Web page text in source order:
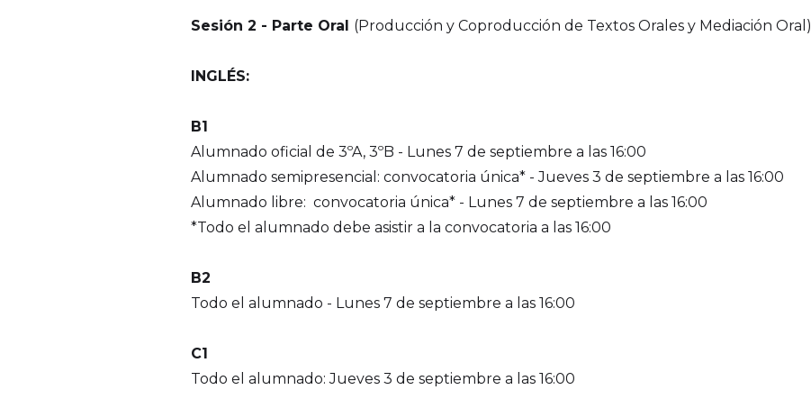
Sesión 2 - Parte Oral (Producción y Coproducción de Textos Orales y Mediación Oral)
INGLÉS:
B1
Alumnado oficial de 3ºA, 3ºB - Lunes 7 de septiembre a las 16:00
Alumnado semipresencial: convocatoria única* - Jueves 3 de septiembre a las 16:00
Alumnado libre: convocatoria única* - Lunes 7 de septiembre a las 16:00
*Todo el alumnado debe asistir a la convocatoria a las 16:00
B2
Todo el alumnado - Lunes 7 de septiembre a las 16:00
C1
Todo el alumnado: Jueves 3 de septiembre a las 16:00